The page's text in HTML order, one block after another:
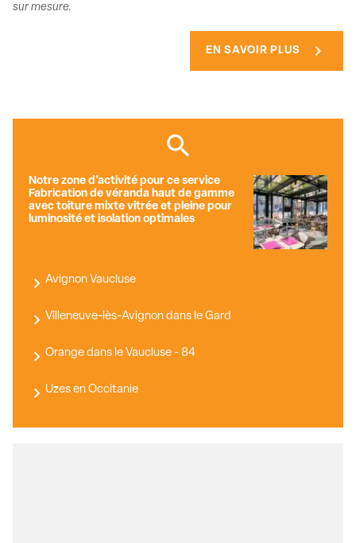
sur mesure.
EN SAVOIR PLUS chevron_right
Notre zone d'activité pour ce service
Fabrication de véranda haut de gamme
avec toiture mixte vitrée et pleine pour
luminosité et isolation optimales
Avignon Vaucluse
Villeneuve-lès-Avignon dans le Gard
Orange dans le Vaucluse - 84
Uzes en Occitanie